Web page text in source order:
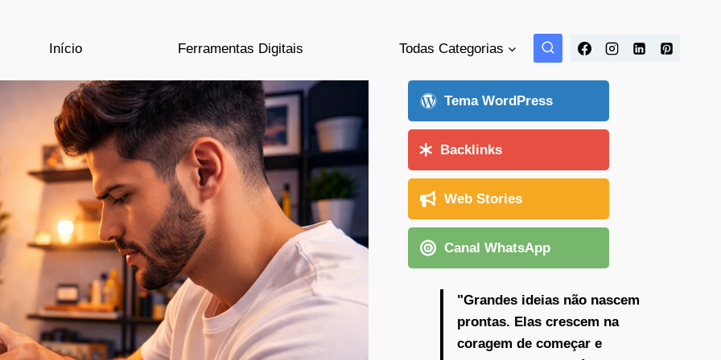
Início Ferramentas Digitais Todas Categorias
Tema WordPress
Backlinks
Web Stories
Canal WhatsApp
"Grandes ideias não nascem
prontas. Elas crescem na
coragem de começar e